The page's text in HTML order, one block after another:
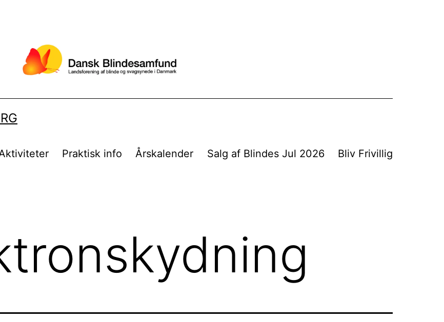
Praktisk info Årskalender Salg af Blindes Jul 2026 Bliv Frivillig